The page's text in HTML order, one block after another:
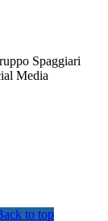
Spaggiari
Media
to top